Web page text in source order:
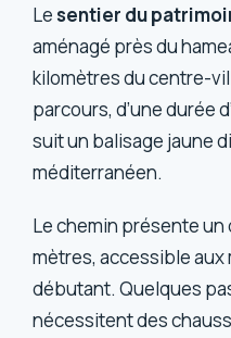
Le sentier du
aménagé près du
kilomètres du centre-
parcours, d’une durée
suit un balisage jaune
méditerranéen.
Le chemin présente un
mètres, accessible aux
débutant. Quelques
nécessitent des